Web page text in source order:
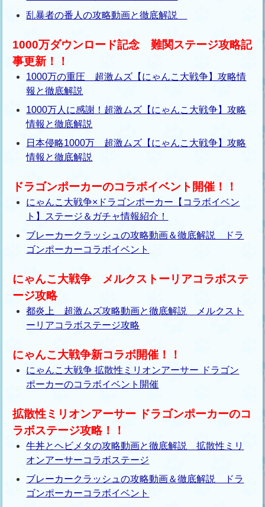
乱暴者の番人の攻略動画と徹底解説
1000万ダウンロード記念 難関ステージ攻略記
事更新！！
1000万の重圧 超激ムズ【にゃんこ大戦争】攻略情
報と徹底解説
1000万人に感謝！超激ムズ【にゃんこ大戦争】攻略
情報と徹底解説
日本侵略1000万 超激ムズ【にゃんこ大戦争】攻略
情報と徹底解説
ドラゴンポーカーのコラボイベント開催！！
にゃんこ大戦争×ドラゴンポーカー【コラボイベン
ト】ステージ＆ガチャ情報紹介！
ブレーカークラッシュの攻略動画＆徹底解説 ドラ
ゴンポーカーコラボイベント
にゃんこ大戦争 メルクストーリアコラボステ
ージ攻略
都炎上 超激ムズ攻略動画と徹底解説 メルクスト
ーリアコラボステージ攻略
にゃんこ大戦争新コラボ開催！！
にゃんこ大戦争 拡散性ミリオンアーサー ドラゴン
ポーカーのコラボイベント開催
拡散性ミリオンアーサー ドラゴンポーカーのコ
ラボステージ攻略！！
牛丼とヘビメタの攻略動画と徹底解説 拡散性ミリ
オンアーサーコラボステージ
ブレーカークラッシュの攻略動画＆徹底解説 ドラ
ゴンポーカーコラボイベント